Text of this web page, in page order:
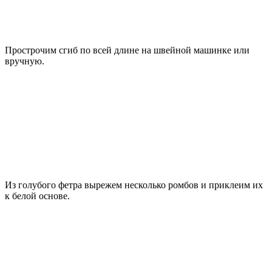
Прострочим сгиб по всей длине на швейной машинке или
вручную.
Из голубого фетра вырежем несколько ромбов и приклеим их
к белой основе.